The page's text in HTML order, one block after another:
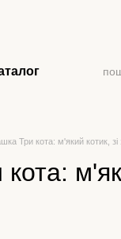
Три кота: м'який котик,